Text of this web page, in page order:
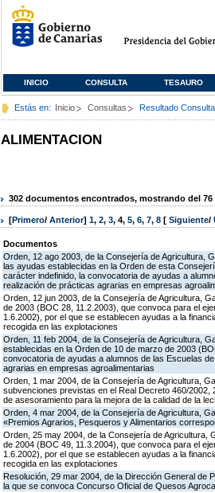
INICIO CONSULTA TESAURO
Estás en: Inicio Consultas Resultado Consulta
ALIMENTACION
302 documentos encontrados, mostrando del 76
[Primero/ Anterior] 1, 2, 3, 4, 5, 6, 7, 8 [ Siguiente/
Documentos
Orden, 12 ago 2003, de la Consejería de Agricultura,
las ayudas establecidas en la Orden de esta
carácter indefinido, la convocatoria de ayudas a
realización de prácticas agrarias en empresas
Orden, 12 jun 2003, de la Consejería de Agricultura,
de 2003 (BOC 28, 11.2.2003), que convoca para el
1.6.2002), por el que se establecen ayudas a la
recogida en las explotaciones
Orden, 11 feb 2004, de la Consejería de Agricultura,
establecidas en la Orden de 10 de marzo de 2003
convocatoria de ayudas a alumnos de las Escuelas
agrarias en empresas agroalimentarias
Orden, 1 mar 2004, de la Consejería de Agricultura,
subvenciones previstas en el Real Decreto 460/
de asesoramiento para la mejora de la calidad de la
Orden, 4 mar 2004, de la Consejería de Agricultura,
«Premios Agrarios, Pesqueros y Alimentarios
Orden, 25 may 2004, de la Consejería de Agricultura,
de 2004 (BOC 49, 11.3.2004), que convoca para el
1.6.2002), por el que se establecen ayudas a la
recogida en las explotaciones
Resolución, 29 mar 2004, de la Dirección General de
la que se convoca Concurso Oficial de Quesos